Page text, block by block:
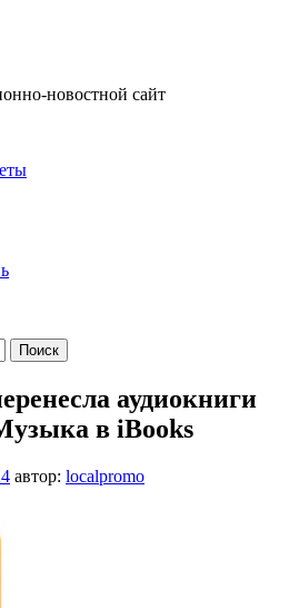
новостной сайт
аудиокниги
в iBooks
автор: localpromo